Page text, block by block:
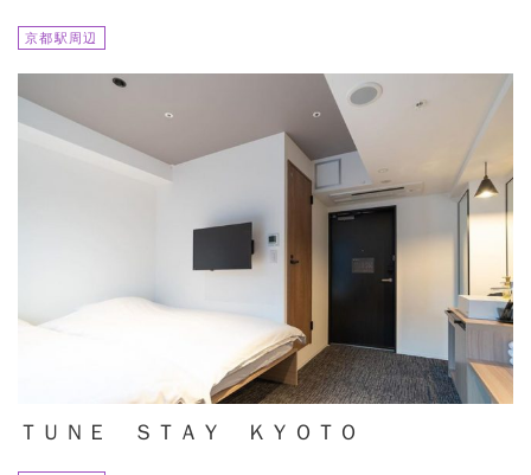
京都駅周辺
ＴＵＮＥ ＳＴＡＹ ＫＹＯＴＯ